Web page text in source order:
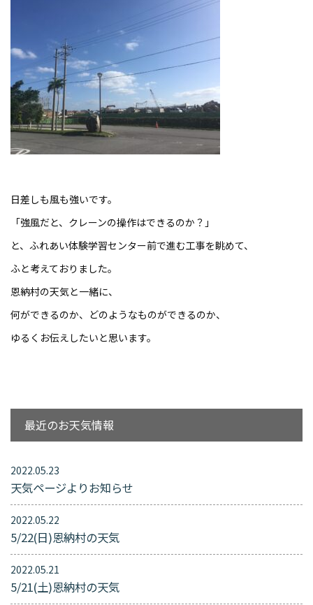
日差しも風も強いです。
「強風だと、クレーンの操作はできるのか？」
と、ふれあい体験学習センター前で進む工事を眺めて、
ふと考えておりました。
恩納村の天気と一緒に、
何ができるのか、どのようなものができるのか、
ゆるくお伝えしたいと思います。
最近のお天気情報
2022.05.23
天気ページよりお知らせ
2022.05.22
5/22(日)恩納村の天気
2022.05.21
5/21(土)恩納村の天気